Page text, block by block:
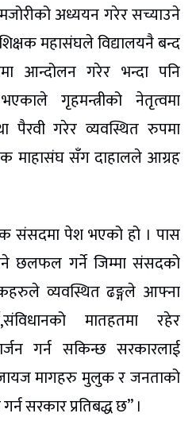
अध्ययन गरेर सच्याउने
महासंघले विद्यालयनै बन्द
आन्दोलन गरेर भन्दा पनि
भएकाले गृहमन्त्रीको नेतृत्वमा
पैरवी गरेर व्यवस्थित रुपमा
माहासंघ सँग दाहालले आग्रह
संसदमा पेश भएको हो । पास
छलफल गर्ने जिम्मा संसदको
व्यवस्थित ढङ्गले आफ्ना
मातहतमा रहेर
गर्न सकिन्छ सरकारलाई
मागहरु मुलुक र जनताको
सरकार प्रतिबद्ध छ” ।